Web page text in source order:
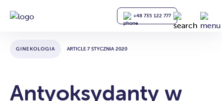
+48 735 122 777
GINEKOLOGIA ARTICLE·7 STYCZNIA 2020
Antyoksydanty w